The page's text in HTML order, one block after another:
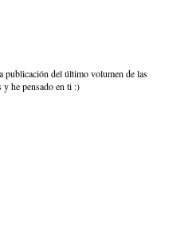
publicación del último volumen de las
y he pensado en ti :)